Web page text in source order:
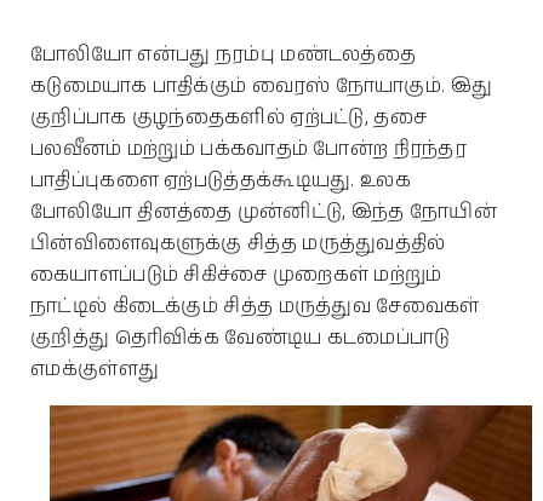
போலியோ என்பது நரம்பு மண்டலத்தை
கடுமையாக பாதிக்கும் வைரஸ் நோயாகும். இது
குறிப்பாக குழந்தைகளில் ஏற்பட்டு, தசை
பலவீனம் மற்றும் பக்கவாதம் போன்ற நிரந்தர
பாதிப்புகளை ஏற்படுத்தக்கூடியது. உலக
போலியோ தினத்தை முன்னிட்டு, இந்த நோயின்
பின்விளைவுகளுக்கு சித்த மருத்துவத்தில்
கையாளப்படும் சிகிச்சை முறைகள் மற்றும்
நாட்டில் கிடைக்கும் சித்த மருத்துவ சேவைகள்
குறித்து தெரிவிக்க வேண்டிய கடமைப்பாடு
எமக்குள்ளது